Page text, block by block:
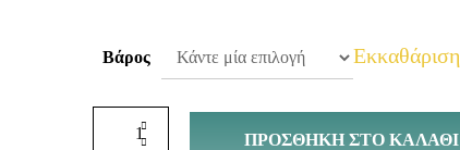
Βάρος Εκκαθάριση
ΠΡΟΣΘΉΚΗ ΣΤΟ ΚΑΛΆΘΙ